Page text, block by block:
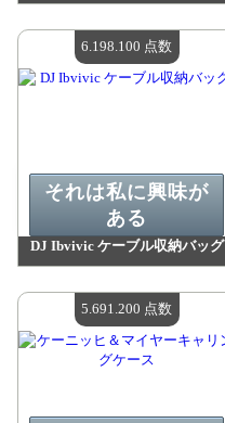
利用可能な数量：4
DJ Ibvivic ケーブル収納バッグ
利用可能な数量：4
それは私に興味が
ある
6.198.100 点数
5.691.200 点数